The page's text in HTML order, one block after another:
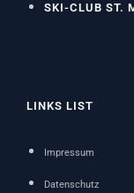
LINKS LIST
Impressum
Datenschutz
SKI-CLUB ST.